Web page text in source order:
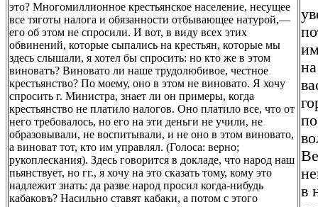
это? Многомиллионное крестьянское население, несущее
все тяготы налога и обязанности отбывающее натурой,—
его об этом не спросили. И вот, в виду всех этих
обвинений, которые сыпались на крестьян, которые мы
здесь слышали, я хотел бы спросить: но кто же в этом
виноватъ? Виновато ли наше трудолюбивое, честное
крестьянство? По моему, оно в этом не виновато. Я хочу
спросить г. Министра, знает ли он примеры, когда
крестьянство не платило налогов. Оно платило все, что от
него требовалось, но его на эти деньги не учили, не
образовывали, не воспитывали, и не оно в этом виновато,
а виноват тот, кто им управлял. (Голоса: верно;
рукоплескания). Здесь говорится в докладе, что народ наш
пьянствует, но гг., я хочу на это сказать тому, кому это
надлежит знать: да разве народ просил когда-нибудь
кабаковъ? Насильно ставят кабаки, а потом с этого
в